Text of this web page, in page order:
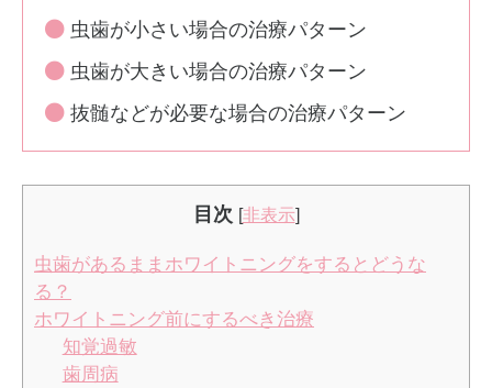
虫歯が小さい場合の治療パターン
虫歯が大きい場合の治療パターン
抜髄などが必要な場合の治療パターン
目次 [非表示]
虫歯があるままホワイトニングをするとどうな
る？
ホワイトニング前にするべき治療
知覚過敏
歯周病